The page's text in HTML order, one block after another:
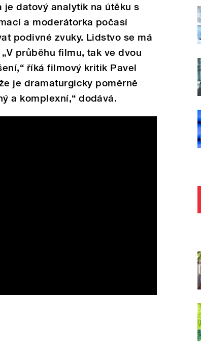
je datový analytik na útěku s
a moderátorka počasí
podivné zvuky. Lidstvo se má
průběhu filmu, tak ve dvou
říká filmový kritik Pavel
je dramaturgicky poměrně
a komplexní,“ dodává.